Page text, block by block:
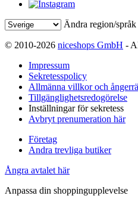
Ändra region/språk
© 2010-2026 niceshops GmbH -
Impressum
Sekretesspolicy
Allmänna villkor och
Tillgänglighetsredogörelse
Inställningar för sekretess
Avbryt prenumeration här
Företag
Andra trevliga butiker
Ångra avtalet här
Anpassa din shoppingupplevelse